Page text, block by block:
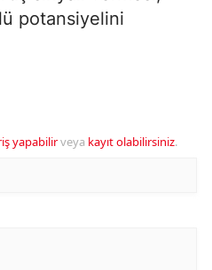
potansiyelini
yapabilirveya kayıt olabilirsiniz.